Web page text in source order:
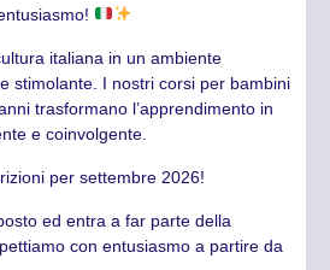
italiana in un ambiente
stimolante. I nostri corsi per bambini
trasformano l’apprendimento in
e coinvolgente.
per settembre 2026!
ed entra a far parte della
con entusiasmo a partire da